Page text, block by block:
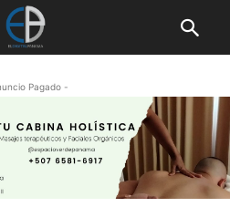
Pagado -